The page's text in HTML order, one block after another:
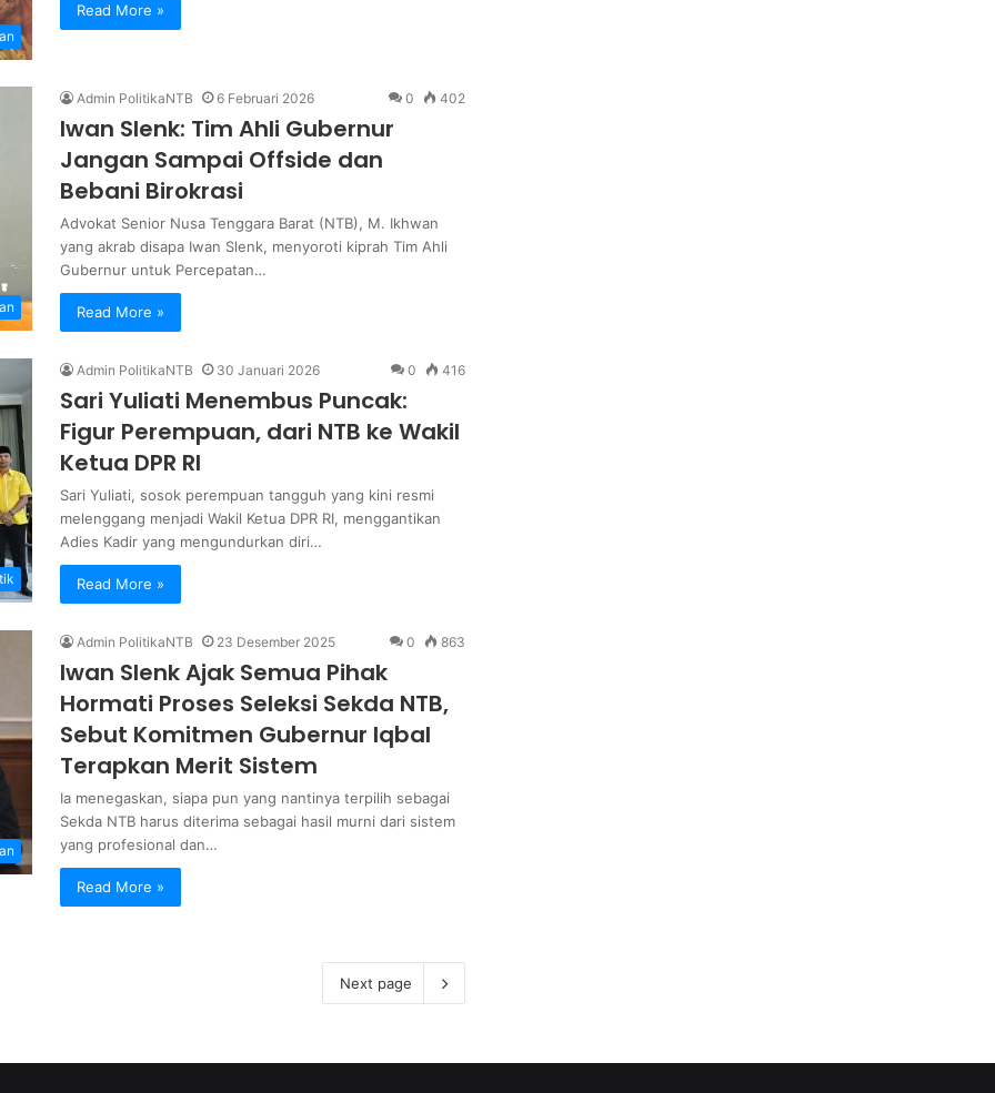
Read More »
Admin PolitikaNTB 6 Februari 2026 0 402
Iwan Slenk: Tim Ahli Gubernur
Jangan Sampai Offside dan
Bebani Birokrasi
Advokat Senior Nusa Tenggara Barat (NTB), M. Ikhwan
yang akrab disapa Iwan Slenk, menyoroti kiprah Tim Ahli
Gubernur untuk Percepatan…
Read More »
Admin PolitikaNTB 30 Januari 2026 0 416
Sari Yuliati Menembus Puncak:
Figur Perempuan, dari NTB ke Wakil
Ketua DPR RI
Sari Yuliati, sosok perempuan tangguh yang kini resmi
melenggang menjadi Wakil Ketua DPR RI, menggantikan
Adies Kadir yang mengundurkan diri…
Read More »
Admin PolitikaNTB 23 Desember 2025 0 863
Iwan Slenk Ajak Semua Pihak
Hormati Proses Seleksi Sekda NTB,
Sebut Komitmen Gubernur Iqbal
Terapkan Merit Sistem
Ia menegaskan, siapa pun yang nantinya terpilih sebagai
Sekda NTB harus diterima sebagai hasil murni dari sistem
yang profesional dan…
Read More »
Next page